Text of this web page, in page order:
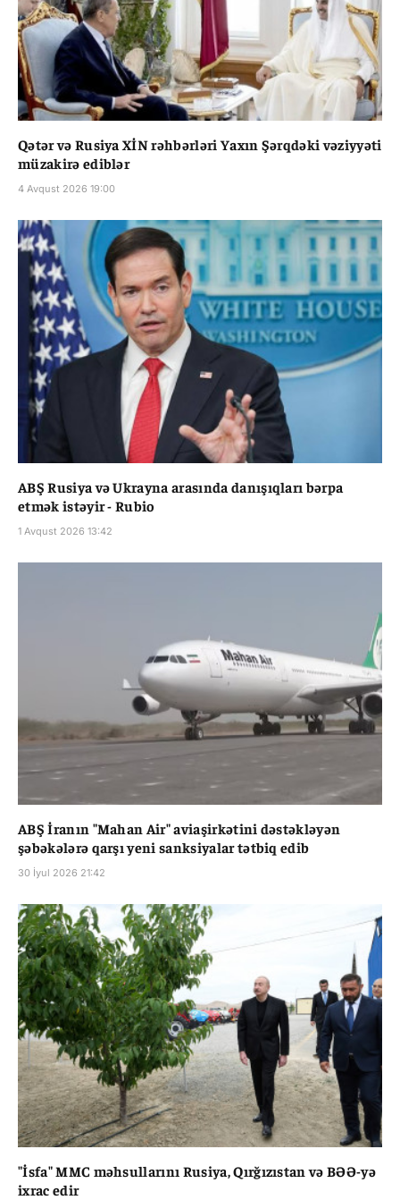
Qətər və Rusiya XİN rəhbərləri Yaxın Şərqdəki vəziyyəti
müzakirə ediblər
4 Avqust 2026 19:00
ABŞ Rusiya və Ukrayna arasında danışıqları bərpa
etmək istəyir - Rubio
1 Avqust 2026 13:42
ABŞ İranın "Mahan Air" aviaşirkətini dəstəkləyən
şəbəkələrə qarşı yeni sanksiyalar tətbiq edib
30 İyul 2026 21:42
"İsfa" MMC məhsullarını Rusiya, Qırğızıstan və BƏƏ-yə
ixrac edir